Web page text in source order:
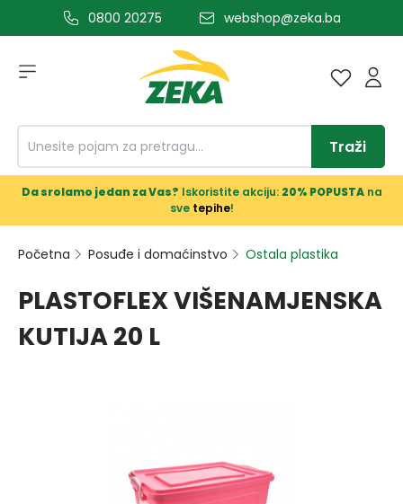
glavni sadržaj0800 20275 webshop@zeka.ba
Traži
Da srolamo jedan za Vas? Iskoristite akciju: 20% POPUSTAna
sve tepihe!
Početna Posuđe i domaćinstvo Ostala plastika
PLASTOFLEX VIŠENAMJENSKA
KUTIJA 20 L